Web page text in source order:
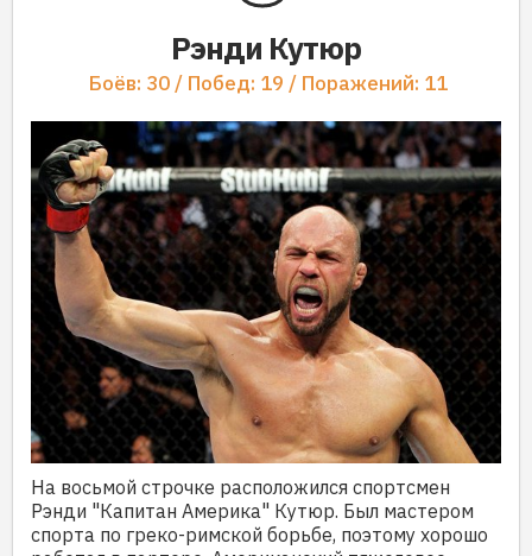
Рэнди Кутюр
Боёв: 30 / Побед: 19 / Поражений: 11
На восьмой строчке расположился спортсмен
Рэнди "Капитан Америка" Кутюр. Был мастером
спорта по греко-римской борьбе, поэтому хорошо